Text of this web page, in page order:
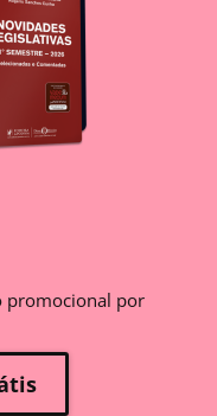
promocional por